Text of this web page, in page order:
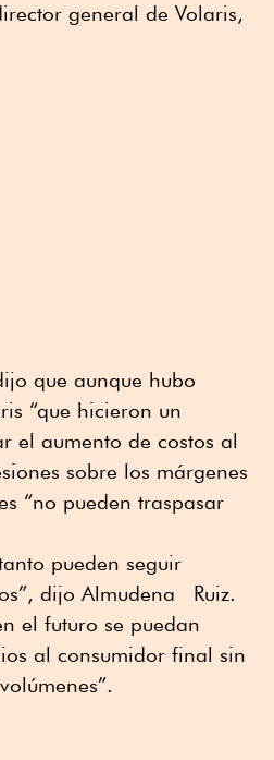
general de Volaris,
que aunque hubo
“que hicieron un
el aumento de costos al
sobre los márgenes
“no pueden traspasar
pueden seguir
dijo Almudena Ruiz.
el futuro se puedan
al consumidor final sin